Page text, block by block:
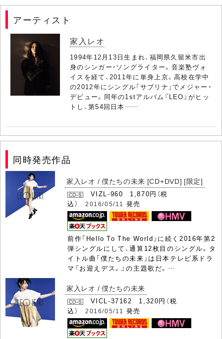
アーティスト
家入レオ
1994年12月13日生まれ、福岡県久留米市出
身のシンガー・ソングライター。音楽塾ヴォ
イスを経て、2011年に単身上京。高校在学中
の2012年にシングル「サブリナ」でメジャー・
デビュー。同年の1stアルバム『LEO』がヒッ
トし、第54回日本……
同時発売作品
家入レオ / 僕たちの未来 [CD+DVD] [限定]
VIZL-960 1,870円（税
込） 2016/05/11 発売
前作「Hello To The World」に続く2016年第2
弾シングルにして、通算12枚目のシングル。タ
イトル曲「僕たちの未来」は日本テレビ系ドラ
マ『お迎えデス。』の主題歌だ。…
家入レオ / 僕たちの未来
VICL-37162 1,320円（税
込） 2016/05/11 発売